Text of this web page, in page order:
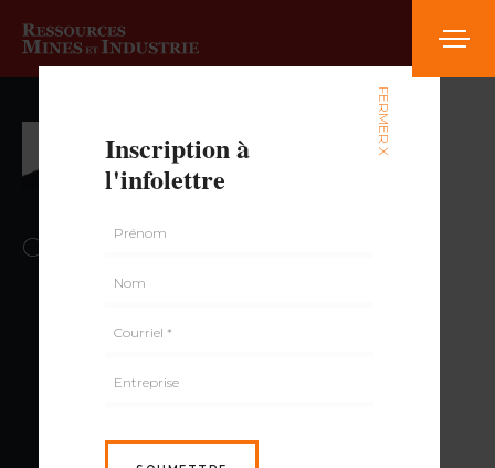
Colin Hardie,
Ing., MBA
Collaborateur au contenu
FERMER X
Inscription à
l'infolettre